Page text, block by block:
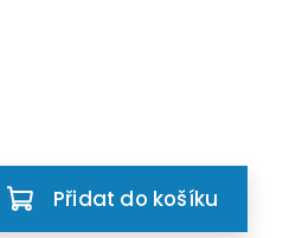
Přidat do košíku